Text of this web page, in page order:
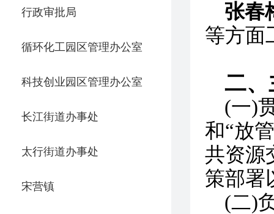
行政审批局
循环化工园区管理办公室
科技创业园区管理办公室
长江街道办事处
太行街道办事处
宋营镇
张春
等方面
二、
(一)
和“放
共资源
策部署
(二)